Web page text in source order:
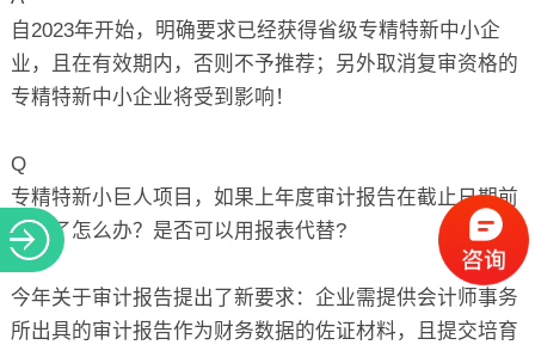
自2023年开始，明确要求已经获得省级专精特新中小企
业，且在有效期内，否则不予推荐；另外取消复审资格的
专精特新中小企业将受到影响！
Q
专精特新小巨人项目，如果上年度审计报告在截止日期前
出不了怎么办？是否可以用报表代替?
A
今年关于审计报告提出了新要求：企业需提供会计师事务
所出具的审计报告作为财务数据的佐证材料，且提交培育